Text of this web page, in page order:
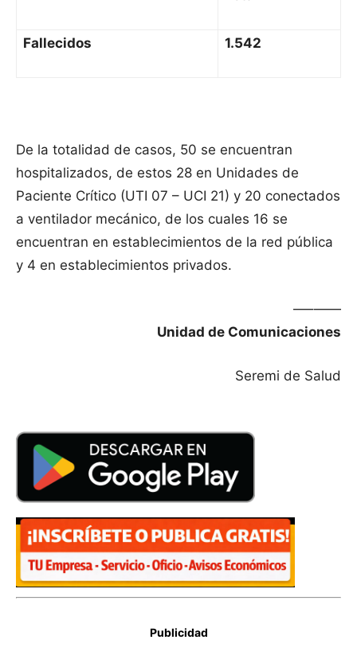
Fallecidos 1.542
De la totalidad de casos, 50 se encuentran
hospitalizados, de estos 28 en Unidades de
Paciente Crítico (UTI 07 – UCI 21) y 20 conectados
a ventilador mecánico, de los cuales 16 se
encuentran en establecimientos de la red pública
y 4 en establecimientos privados.
—–——
Unidad de Comunicaciones
Seremi de Salud
Publicidad